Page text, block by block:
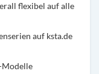
flexibel auf alle
auf ksta.de